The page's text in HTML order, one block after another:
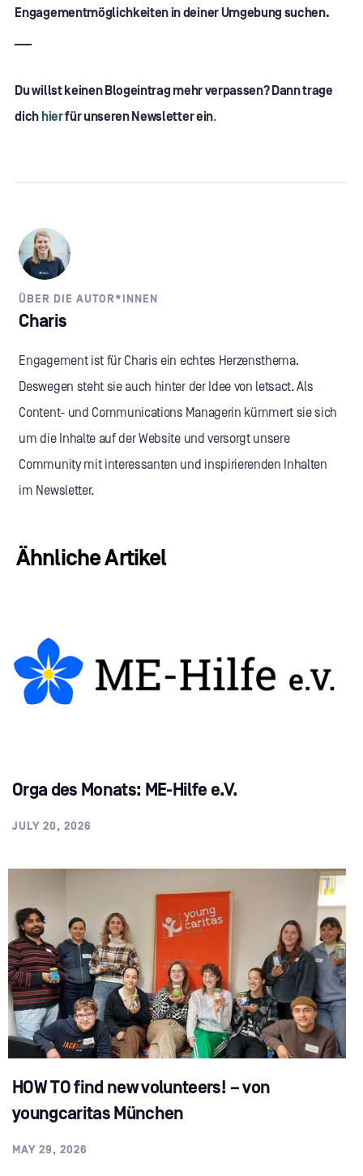
Engagementmöglichkeiten in deiner Umgebung suchen.
Du willst keinen Blogeintrag mehr verpassen? Dann trage
dich hierfür unseren Newsletter ein.
ÜBER DIE AUTOR*INNEN
Charis
Engagement ist für Charis ein echtes Herzensthema.
Deswegen steht sie auch hinter der Idee von letsact. Als
Content- und Communications Managerin kümmert sie sich
um die Inhalte auf der Website und versorgt unsere
Community mit interessanten und inspirierenden Inhalten
im Newsletter.
Ähnliche Artikel
Orga des Monats: ME-Hilfe e.V.
JULY 20, 2026
HOW TO find new volunteers! – von
youngcaritas München
MAY 29, 2026